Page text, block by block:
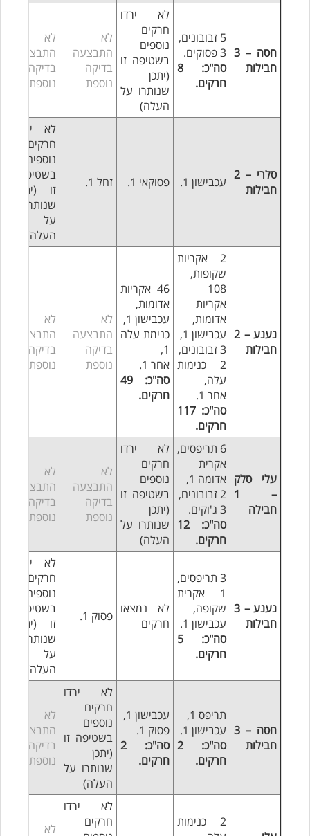
חסה – 3
חבילות
5 זבובונים,
3 פסוקים.
סה"כ: 8
חרקים.
לא ירדו
חרקים
נוספים
בשטיפה זו
(יתכן
שנותרו על
העלה)
לא
התבצעה
בדיקה
נוספת
לא
התבצעה
בדיקה
נוספת
סלרי – 2
חבילות
עכבישון 1. פסוקאי 1. זחל 1.
לא ירדו
חרקים
נוספים
בשטיפה
זו (יתכן
שנותרו
על
העלה)
נענע – 2
חבילות
2 אקריות
שקופות,
108
אקריות
אדומות,
עכבישון 1,
3 זבובונים,
2 כנימות
עלה,
אחר 1.
סה"כ: 117
חרקים.
46 אקריות
אדומות,
עכבישון 1,
כנימת עלה
1,
אחר 1.
סה"כ: 49
חרקים.
לא
התבצעה
בדיקה
נוספת
לא
התבצעה
בדיקה
נוספת
עלי סלק
– 1
חבילה
6 תריפסים,
אקרית
אדומה 1,
2 זבובונים,
3 ג'וקים.
סה"כ: 12
חרקים.
לא ירדו
חרקים
נוספים
בשטיפה זו
(יתכן
שנותרו על
העלה)
לא
התבצעה
בדיקה
נוספת
לא
התבצעה
בדיקה
נוספת
נענע – 3
חבילות
3 תריפסים,
1 אקרית
שקופה,
עכבישון 1.
סה"כ: 5
חרקים.
לא נמצאו
חרקים
פסוק 1.
לא ירדו
חרקים
נוספים
בשטיפה
זו (יתכן
שנותרו
על
העלה)
חסה – 3
חבילות
תריפס 1,
עכבישון 1.
סה"כ: 2
חרקים.
עכבישון 1,
פסוק 1.
סה"כ: 2
חרקים.
לא ירדו
חרקים
נוספים
בשטיפה זו
(יתכן
שנותרו על
העלה)
לא
התבצעה
בדיקה
נוספת
2 כנימות
לא ירדו
חרקים
לא